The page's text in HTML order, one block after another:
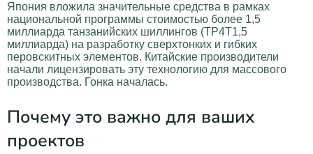
Япония вложила значительные средства в рамках
национальной программы стоимостью более 1,5
миллиарда танзанийских шиллингов (TP4T1,5
миллиарда) на разработку сверхтонких и гибких
перовскитных элементов. Китайские производители
начали лицензировать эту технологию для массового
производства. Гонка началась.
Почему это важно для ваших
проектов